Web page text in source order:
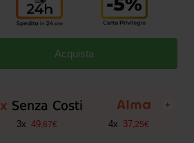
Acquista
+
3x 49, 67€ 4x 37 25€